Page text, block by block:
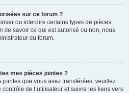
sur ce forum ?
ou interdire certains types de pièces
de savoir ce qui est autorisé ou non, nous
du forum.
mes pièces jointes ?
jointes que vous avez transférées, veuillez
de l’utilisateur et suivre les liens vers